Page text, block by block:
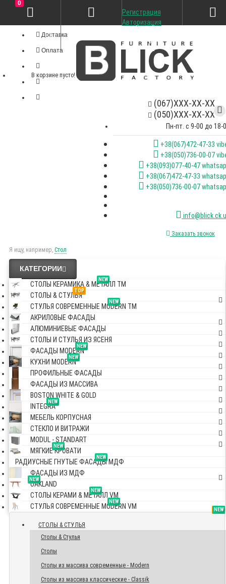
Доставка
Оплата
(067)XXX-XX-XX
(050)XXX-XX-XX
Пн-пт. с 9-00 до 18-
+38(067)472-47-33
+38(050)736-00-07
+38(093)077-40-47
+38(067)472-47-33
+38(050)736-00-07
Заказать звонок
Я ищу, например, Стол
Регистрация
Авторизация
0
В корзине пусто!
КАТЕГОРИИ
NEW
СТОЛЫ КЕРАМИКА & МЕТАЛЛ TM
TOP
СТОЛЫ & СТУЛЬЯ
NEW
СТУЛЬЯ СОВРЕМЕННЫЕ MODERN TM
АКРИЛОВЫЕ ФАСАДЫ
АЛЮМИНИЕВЫЕ ФАСАДЫ
СТОЛЫ И СТУЛЬЯ ИЗ ЯСЕНЯ
NEW
ФАСАДЫ MODERN
NEW
КУХНИ MODERN
ПРОФИЛЬНЫЕ ФАСАДЫ
ФАСАДЫ ИЗ МАССИВА
BOSTON WHITE & GOLD
NEW
INTEGRA
МЕБЕЛЬ КОРПУСНАЯ
СТЕКЛО И ВИТРАЖИ
MODUL - STANDART
NEW
МЯГКИЕ КРОВАТИ
NEW
РАДИУСНЫЕ ГНУТЫЕ ФАСАДЫ МДФ
ФАСАДЫ ИЗ МДФ
NEW
OAKLAND
NEW
СТОЛЫ КЕРАМИ & МЕТАЛЛ VM
NEW
СТУЛЬЯ СОВРЕМЕННЫЕ MODERN VM TOP
СТОЛЫ & СТУЛЬЯ
Столы & Стулья
Столы
Столы из массива современные - Modern
Столы из массива классические - Classik
NEW
NEW
NEW